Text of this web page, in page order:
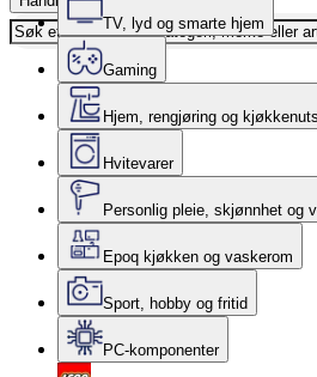
TV, lyd og smarte hjem
Gaming
Hjem, rengjøring og
Hvitevarer
Personlig pleie, skjønnhet og
Epoq kjøkken og vaskerom
Sport, hobby og fritid
PC-komponenter